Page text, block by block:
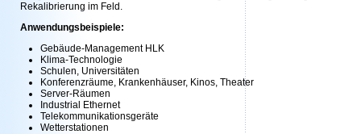
Rekalibrierung im Feld.
Anwendungsbeispiele:
Gebäude-Management HLK
Klima-Technologie
Schulen, Universitäten
Konferenzräume, Krankenhäuser, Kinos, Theater
Server-Räumen
Industrial Ethernet
Telekommunikationsgeräte
Wetterstationen